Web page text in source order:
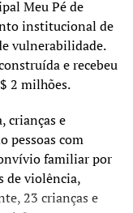
Meu Pé de
institucional de
vulnerabilidade.
e recebeu
2 milhões.
crianças e
pessoas com
familiar por
de violência,
23 crianças e